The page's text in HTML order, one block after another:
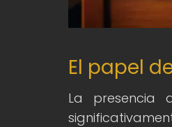
El papel
La presencia